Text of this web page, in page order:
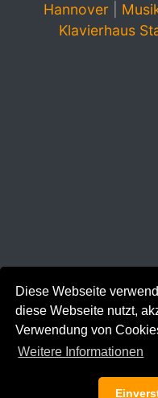
Diese Webseite
diese Webseite nutzt,
Verwendung von
Weitere Informationen
Hannover
Klavierhaus